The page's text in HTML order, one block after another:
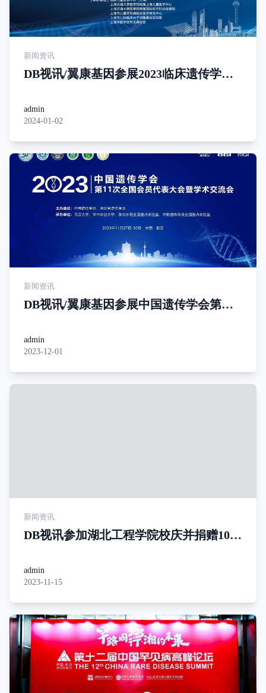
新闻资讯
DB视讯/翼康基因参展2023临床遗传学进
admin
2024-01-02
新闻资讯
DB视讯/翼康基因参展中国遗传学会第十
admin
2023-12-01
新闻资讯
DB视讯参加湖北工程学院校庆并捐赠10万
admin
2023-11-15